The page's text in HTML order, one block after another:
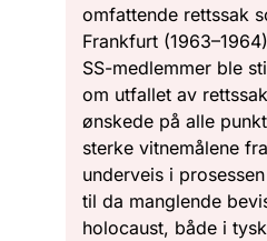
omfattende rettssak
Frankfurt
SS-medlemmer ble
om utfallet av
ønskede på alle
sterke vitnemålene
underveis i
til da manglende
holocaust, både i